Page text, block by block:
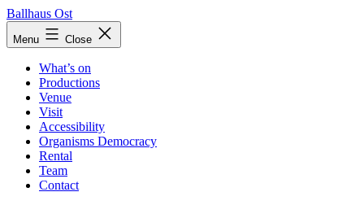
Skip
to
content
Ballhaus Ost
Ballhaus
Ost
Menu Close
What’s on
Productions
Venue
Visit
Accessibility
Organisms Democracy
Rental
Team
Contact